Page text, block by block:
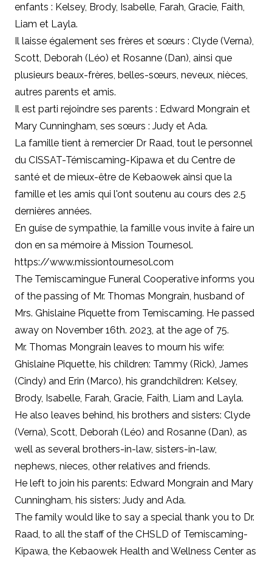
enfants : Kelsey, Brody, Isabelle, Farah, Gracie, Faith,
Liam et Layla.
Il laisse également ses frères et sœurs : Clyde (Verna),
Scott, Deborah (Léo) et Rosanne (Dan), ainsi que
plusieurs beaux-frères, belles-sœurs, neveux, nièces,
autres parents et amis.
Il est parti rejoindre ses parents : Edward Mongrain et
Mary Cunningham, ses sœurs : Judy et Ada.
La famille tient à remercier Dr Raad, tout le personnel
du CISSAT-Témiscaming-Kipawa et du Centre de
santé et de mieux-être de Kebaowek ainsi que la
famille et les amis qui l'ont soutenu au cours des 2.5
dernières années.
En guise de sympathie, la famille vous invite à faire un
don en sa mémoire à Mission Tournesol.
https://www.missiontournesol.com
The Temiscamingue Funeral Cooperative informs you
of the passing of Mr. Thomas Mongrain, husband of
Mrs. Ghislaine Piquette from Temiscaming. He passed
away on November 16th. 2023, at the age of 75.
Mr. Thomas Mongrain leaves to mourn his wife:
Ghislaine Piquette, his children: Tammy (Rick), James
(Cindy) and Erin (Marco), his grandchildren: Kelsey,
Brody, Isabelle, Farah, Gracie, Faith, Liam and Layla.
He also leaves behind, his brothers and sisters: Clyde
(Verna), Scott, Deborah (Léo) and Rosanne (Dan), as
well as several brothers-in-law, sisters-in-law,
nephews, nieces, other relatives and friends.
He left to join his parents: Edward Mongrain and Mary
Cunningham, his sisters: Judy and Ada.
The family would like to say a special thank you to Dr.
Raad, to all the staff of the CHSLD of Temiscaming-
Kipawa, the Kebaowek Health and Wellness Center as